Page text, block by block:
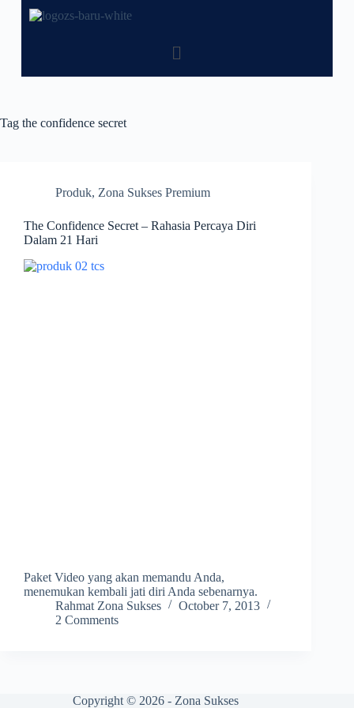
Tag the confidence secret
Produk, Zona Sukses Premium
The Confidence Secret – Rahasia Percaya Diri
Dalam 21 Hari
Paket Video yang akan memandu Anda,
menemukan kembali jati diri Anda sebenarnya.
Rahmat Zona Sukses
October 7, 2013
2 Comments
Copyright © 2026 - Zona Sukses